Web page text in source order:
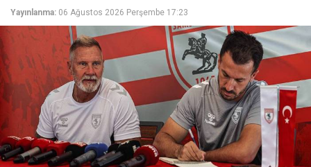
Yayınlanma: 06 Ağustos 2026 Perşembe 17:23